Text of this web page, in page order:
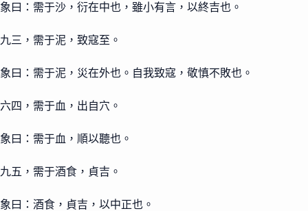
象曰：需于沙，衍在中也，雖小有言，以終吉也。
九三，需于泥，致寇至。
象曰：需于泥，災在外也。自我致寇，敬慎不敗也。
六四，需于血，出自穴。
象曰：需于血，順以聽也。
九五，需于酒食，貞吉。
象曰：酒食，貞吉，以中正也。